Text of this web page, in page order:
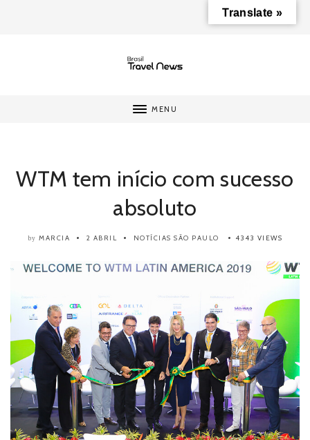
MENU
WTM tem início com sucesso
absoluto
by MARCIA 2 ABRIL NOTÍCIAS SÃO PAULO 4343 VIEWS
Translate »